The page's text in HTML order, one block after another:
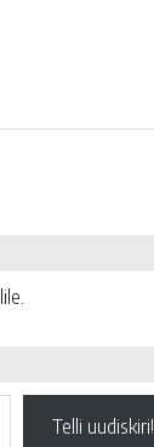
Telli uudiskiri!